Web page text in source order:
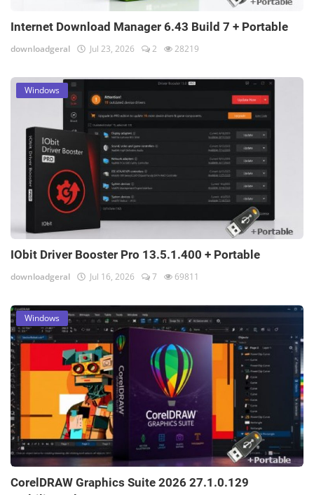
Internet Download Manager 6.43 Build 7 + Portable
downloadgeral Jul 23, 2026 2 28219
Windows
IObit Driver Booster Pro 13.5.1.400 + Portable
downloadgeral Jul 16, 2026 7 69811
Windows
CorelDRAW Graphics Suite 2026 27.1.0.129